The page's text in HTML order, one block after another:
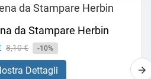
da Stampare Herbin
Prezzo
base
8,10 € -10%
Dettagli